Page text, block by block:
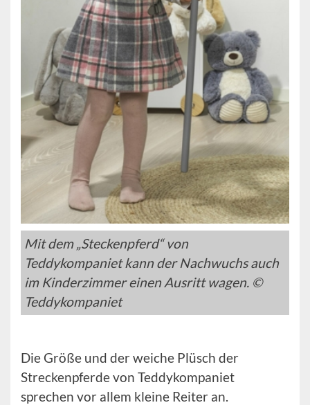
Mit dem „Steckenpferd“ von
Teddykompaniet kann der Nachwuchs auch
im Kinderzimmer einen Ausritt wagen. ©
Teddykompaniet
Die Größe und der weiche Plüsch der
Streckenpferde von Teddykompaniet
sprechen vor allem kleine Reiter an.